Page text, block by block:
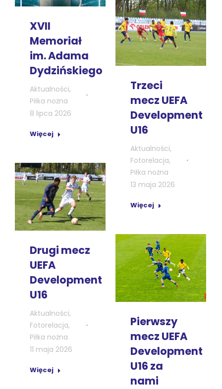
XVII
Memoriał
im. Adama
Dydzińskiego
Aktualności,
Piłka nożna
8 lipca 2026
Więcej
Trzeci
mecz UEFA
Development
U16
Aktualności,
Fotorelacja,
Piłka nożna
13 maja 2026
Więcej
Drugi mecz
UEFA
Development
U16
Aktualności,
Fotorelacja,
Piłka nożna
11 maja 2026
Więcej
Pierwszy
mecz UEFA
Development
U16 za
nami